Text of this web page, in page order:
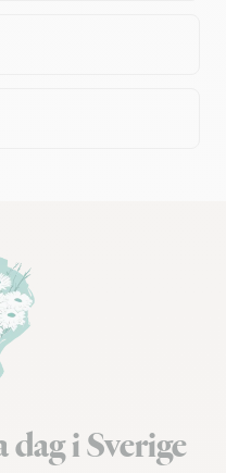
dag i Sverige